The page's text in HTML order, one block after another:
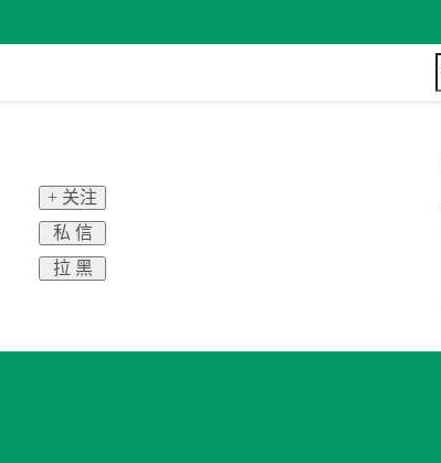
+ 关注
私 信
拉 黑